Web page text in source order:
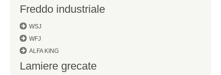
Freddo industriale
WSJ
WFJ
ALFA KING
Lamiere grecate